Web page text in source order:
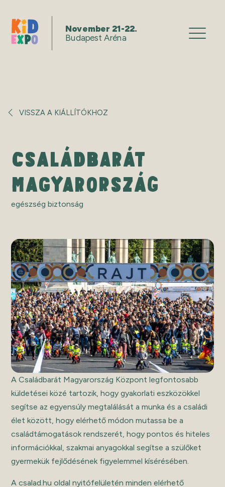
November 21-22.
Budapest Aréna
VISSZA A KIÁLLÍTÓKHOZ
CSALÁDBARÁT
MAGYARORSZÁG
egészség biztonság
A Családbarát Magyarország Központ legfontosabb
küldetései közé tartozik, hogy gyakorlati eszközökkel
segítse az egyensúly megtalálását a munka és a családi
élet között, hogy elérhető módon mutassa be a
családtámogatások rendszerét, hogy pontos és hiteles
információkkal, szakmai anyagokkal segítse a szülőket
gyermekük fejlődésének figyelemmel kísérésében.
A csalad.hu oldal nyitófelületén minden elérhető